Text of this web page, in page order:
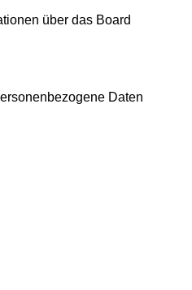
über das Board
Daten